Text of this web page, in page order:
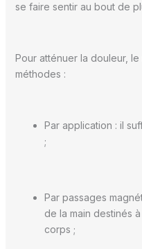
se faire sentir au bout de
Pour atténuer la douleur,
méthodes :
Par application : il
;
Par passages
de la main destinés
corps ;